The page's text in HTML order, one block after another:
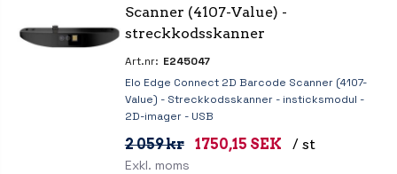
Scanner (4107-Value) -
streckkodsskanner
Art.nr: E245047
Elo Edge Connect 2D Barcode Scanner (4107-
Value) - Streckkodsskanner - insticksmodul -
2D-imager - USB
2 059 kr 1750,15 SEK / st
Exkl. moms